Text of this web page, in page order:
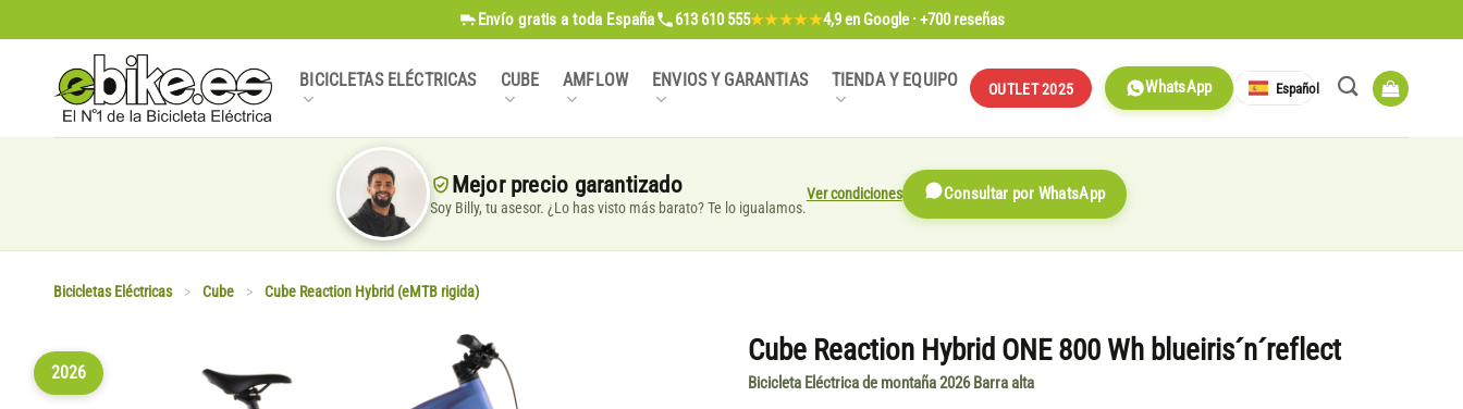
al
contenido
Envío gratis a toda España 613 610 555★★★★★4,9en Google · +700 reseñas
BICICLETAS ELÉCTRICAS CUBE AMFLOW ENVIOS Y GARANTIAS TIENDA Y EQUIPO OUTLET 2025 WhatsApp Español
Mejor precio garantizado
Soy Billy, tu asesor. ¿Lo has visto más barato? Te lo igualamos.
Ver condiciones Consultar por WhatsApp
Bicicletas Eléctricas > Cube > Cube Reaction Hybrid (eMTB rigida)
2026
Cube Reaction Hybrid ONE 800 Wh blueiris´n´reflect
Bicicleta Eléctrica de montaña 2026 Barra alta